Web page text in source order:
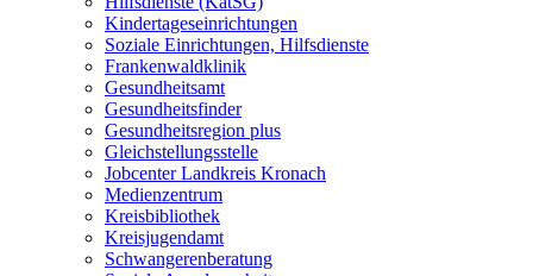
Kindertageseinrichtungen
Soziale Einrichtungen, Hilfsdienste
Frankenwaldklinik
Gesundheitsamt
Gesundheitsfinder
Gesundheitsregion plus
Gleichstellungsstelle
Jobcenter Landkreis Kronach
Medienzentrum
Kreisbibliothek
Kreisjugendamt
Schwangerenberatung